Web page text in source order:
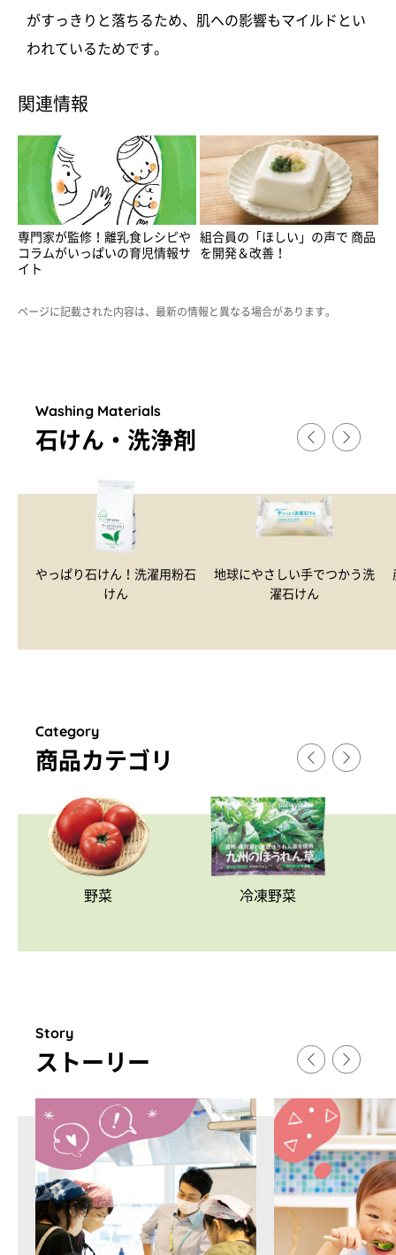
がすっきりと落ちるため、肌への影響もマイルドとい
われているためです。
関連情報
専門家が監修！離乳食レシピや
コラムがいっぱいの育児情報サ
イト
組合員の「ほしい」の声で 商品
を開発＆改善！
ページに記載された内容は、最新の情報と異なる場合があります。
Washing Materials
石けん・洗浄剤
やっぱり石けん！洗濯用粉石
けん
地球にやさしい手でつかう洗
濯石けん
Category
商品カテゴリ
野菜 冷凍野菜
Story
ストー リ ー